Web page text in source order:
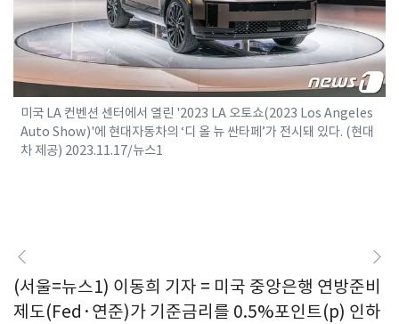
미국 LA 컨벤션 센터에서 열린 '2023 LA 오토쇼(2023 Los Angeles
Auto Show)'에 현대자동차의 ‘디 올 뉴 싼타페’가 전시돼 있다. (현대
차 제공) 2023.11.17/뉴스1
(서울=뉴스1) 이동희 기자 = 미국 중앙은행 연방준비
제도(Fed·연준)가 기준금리를 0.5%포인트(p) 인하